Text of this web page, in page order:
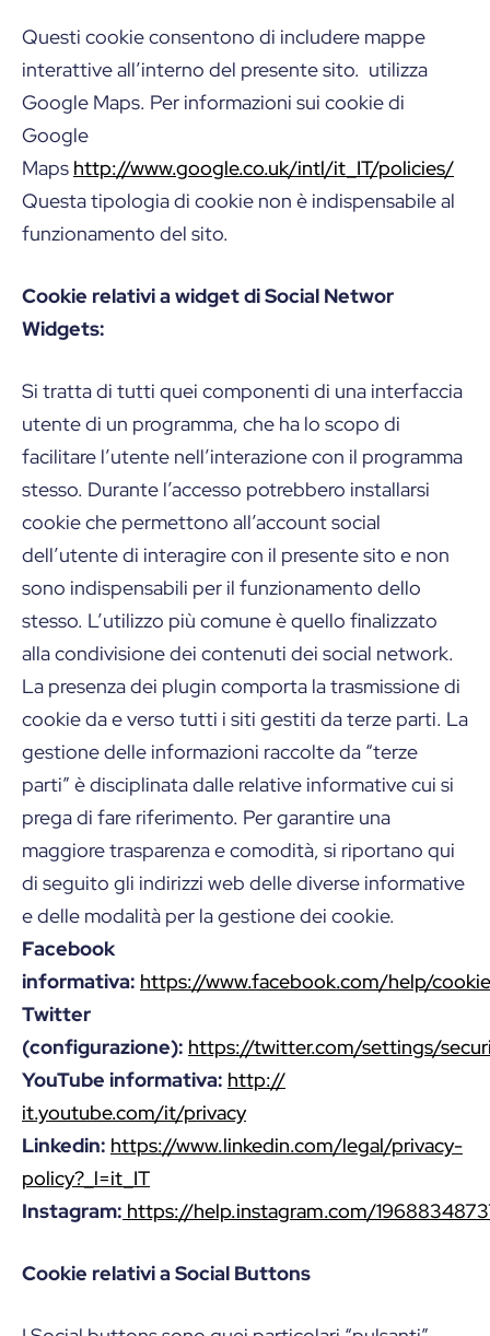
Questi cookie consentono di includere mappe
interattive all’interno del presente sito. utilizza
Google Maps. Per informazioni sui cookie di
Google
Maps http://www.google.co.uk/intl/it_IT/policies/
Questa tipologia di cookie non è indispensabile al
funzionamento del sito.
Cookie relativi a widget di Social Networ
Widgets:
Si tratta di tutti quei componenti di una interfaccia
utente di un programma, che ha lo scopo di
facilitare l’utente nell’interazione con il programma
stesso. Durante l’accesso potrebbero installarsi
cookie che permettono all’account social
dell’utente di interagire con il presente sito e non
sono indispensabili per il funzionamento dello
stesso. L’utilizzo più comune è quello finalizzato
alla condivisione dei contenuti dei social network.
La presenza dei plugin comporta la trasmissione di
cookie da e verso tutti i siti gestiti da terze parti. La
gestione delle informazioni raccolte da “terze
parti” è disciplinata dalle relative informative cui si
prega di fare riferimento. Per garantire una
maggiore trasparenza e comodità, si riportano qui
di seguito gli indirizzi web delle diverse informative
e delle modalità per la gestione dei cookie.
Facebook
informativa: https://www.facebook.com/help/
Twitter
(configurazione): https://twitter.com/settings/
YouTube informativa: http://
it.youtube.com/it/privacy
Linkedin: https://www.linkedin.com/legal/privacy-
policy?_l=it_IT
Instagram: https://help.instagram.com/
Cookie relativi a Social Buttons